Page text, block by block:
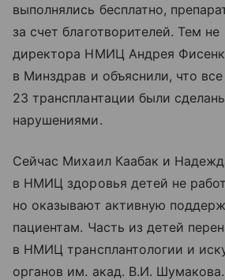
выполнялись бесплатно,
за счет благотворителей. Тем
директора НМИЦ Андрея
в Минздрав и объяснили, что все
23 трансплантации были
нарушениями.
Сейчас Михаил Каабак и
в НМИЦ здоровья детей не
но оказывают активную
пациентам. Часть из детей
в НМИЦ трансплантологии и
органов им. акад. В.И.